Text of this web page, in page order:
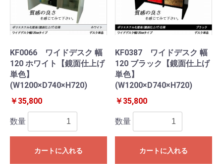
KF0066 ワイドデスク 幅
120 ホワイト【鏡面仕上げ
単色】
(W1200×D740×H720)
￥35,800
数量
カートに入れる
KF0387 ワイドデスク 幅
120 ブラック【鏡面仕上げ
単色】
(W1200×D740×H720)
￥35,800
数量
カートに入れる